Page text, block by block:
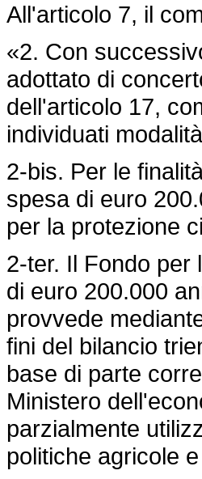
All'articolo 7, il
«2. Con
adottato di
dell'articolo 17,
individuati
2-bis. Per le
spesa di euro
per la protezione
2-ter. Il Fondo per
di euro 200.000
provvede
fini del bilancio
base di parte
Ministero
parzialmente
politiche agricole